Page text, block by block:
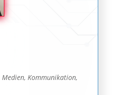
Medien, Kommunikation,